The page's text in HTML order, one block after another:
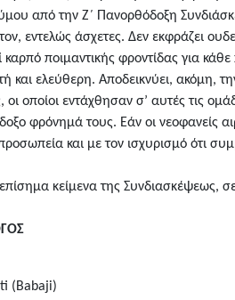
από την Ζ΄ Πανορθόδοξη
εντελώς άσχετες. Δεν εκφράζει
καρπό ποιμαντικής φροντίδας για
και ελεύθερη. Αποδεικνύει, ακόμη,
οι οποίοι εντάχθησαν σ’ αυτές τις
φρόνημά τους. Εάν οι νεοφανείς
και με τον ισχυρισμό ότι
κείμενα της Συνδιασκέψεως,
(Babaji)